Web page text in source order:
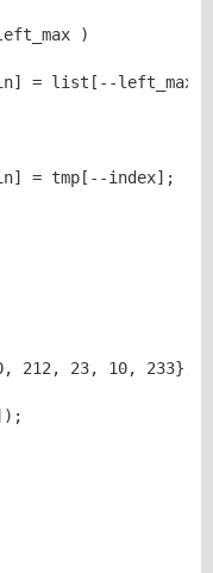
)
= list[--left_max];
= tmp[--index];
212, 23, 10, 233};